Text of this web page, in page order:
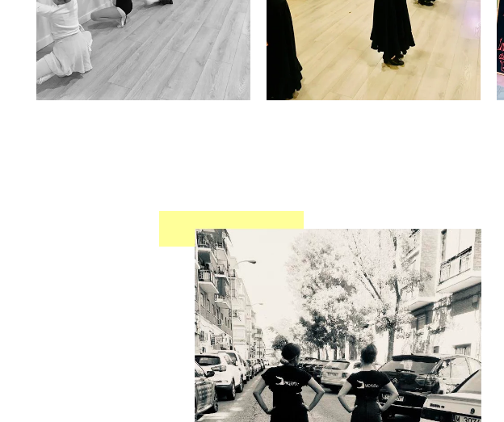
cuenta y para asombro de ellos
mismos, comienzan a ejecutar
coreografías grupales.